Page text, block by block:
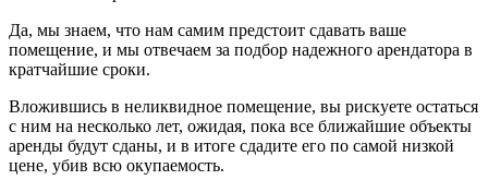
Да, мы знаем, что нам самим предстоит сдавать ваше
помещение, и мы отвечаем за подбор надежного арендатора в
кратчайшие сроки.
Вложившись в неликвидное помещение, вы рискуете остаться
с ним на несколько лет, ожидая, пока все ближайшие объекты
аренды будут сданы, и в итоге сдадите его по самой низкой
цене, убив всю окупаемость.